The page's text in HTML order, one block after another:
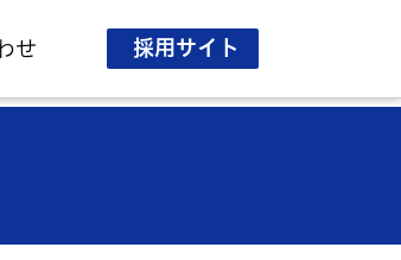
せ 採用サイト